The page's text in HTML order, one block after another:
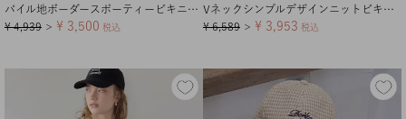
パイル地ボーダースポーティービキニ/水着
¥ 4,939 ＞ ¥ 3,500 税込
Vネックシンプルデザインニットビキニ/水着【メール便可／100】
¥ 6,589 ＞ ¥ 3,953 税込